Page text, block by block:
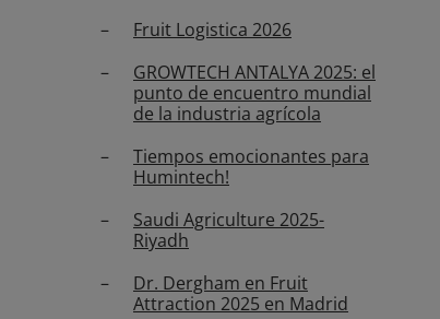
Fruit Logistica 2026
GROWTECH ANTALYA 2025: el
punto de encuentro mundial
de la industria agrícola
Tiempos emocionantes para
Humintech!
Saudi Agriculture 2025-
Riyadh
Dr. Dergham en Fruit
Attraction 2025 en Madrid